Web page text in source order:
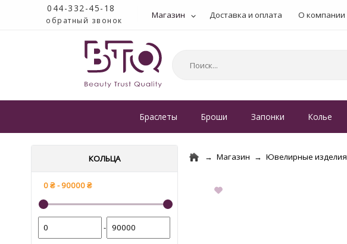
044-332-45-18
обратный звонок Магазин Доставка и оплата О компании
Браслеты Броши Запонки Колье
КОЛЬЦА
-
Магазин Ювелирные изделия